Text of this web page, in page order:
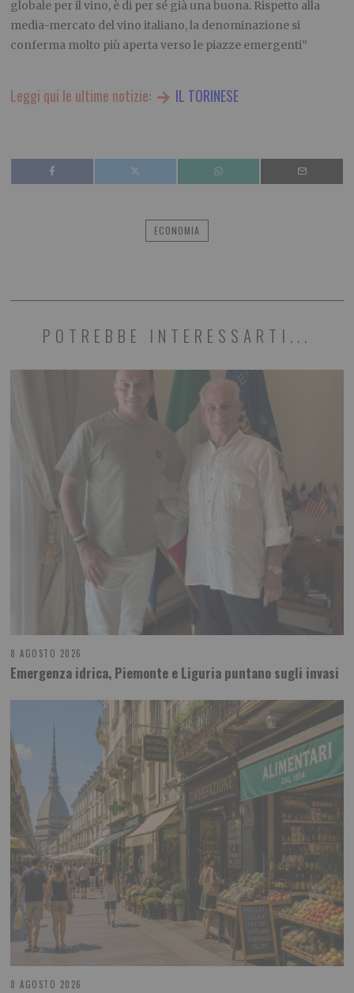
globale per il vino, è di per sé già una buona. Rispetto alla
media-mercato del vino italiano, la denominazione si
conferma molto più aperta verso le piazze emergenti”
Leggi qui le ultime notizie: IL TORINESE
ECONOMIA
POTREBBE INTERESSARTI...
8 AGOSTO 2026
Emergenza idrica, Piemonte e Liguria puntano sugli invasi
8 AGOSTO 2026